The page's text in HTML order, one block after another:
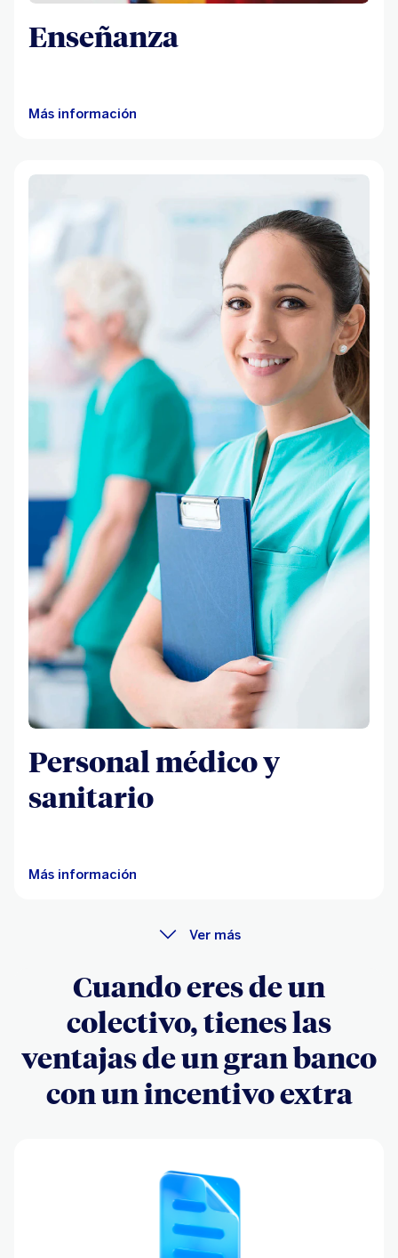
Enseñanza
Más información
Personal médico y
sanitario
Más información
Ver más
Cuando eres de un
colectivo, tienes las
ventajas de un gran banco
con un incentivo extra